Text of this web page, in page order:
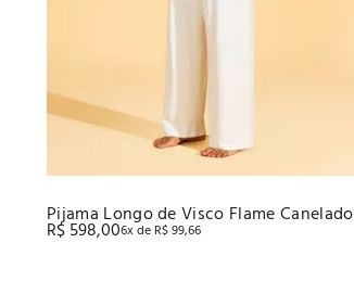
Pijama Longo de Visco Flame Canelado
Recco
R$598,006x de R$99,66